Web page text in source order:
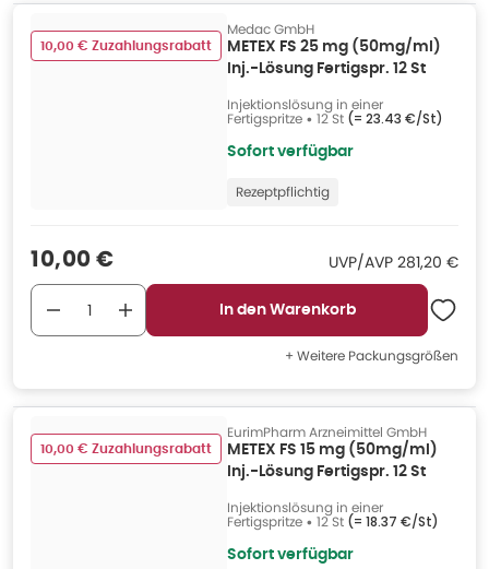
10,00 € Zuzahlungsrabatt
Medac GmbH
METEX FS 25 mg (50mg/ml)
Inj.-Lösung Fertigspr. 12 St
Injektionslösung in einer
Fertigspritze • 12 St (= 23.43 €/St)
Sofort verfügbar
Rezeptpflichtig
Verkaufspreis
10,00 € UVP/AVP UVP/AVP
281,20 €
In den Warenkorb
+ Weitere Packungsgrößen
10,00 € Zuzahlungsrabatt
EurimPharm Arzneimittel GmbH
METEX FS 15 mg (50mg/ml)
Inj.-Lösung Fertigspr. 12 St
Injektionslösung in einer
Fertigspritze • 12 St (= 18.37 €/St)
Sofort verfügbar